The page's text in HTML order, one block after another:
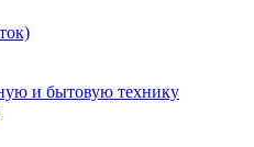
и бытовую технику